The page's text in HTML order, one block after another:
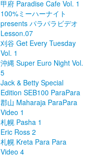
甲府 Paradise Cafe Vol. 1
100%ミーハーナイト
presents パラパラビデオ
Lesson.07
刈谷 Get Every Tuesday
Vol. 1
沖縄 Super Euro Night Vol.
5
Jack & Betty Special
Edition SEB100 ParaPara
郡山 Maharaja ParaPara
Video 1
札幌 Pasha 1
Eric Ross 2
札幌 Kreta Para Para
Video 4